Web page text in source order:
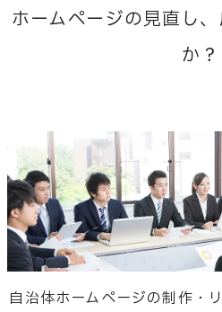
ホームページの見直し
か？
自治体ホームページの制作・